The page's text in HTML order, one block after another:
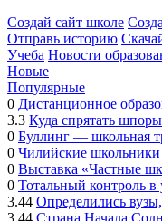
Создай сайт школе
Отправь историю
Учеба Новости
Новые
Популярные
0 Дистанционное
3.3 Куда спрятать
0 Буллинг — школьная
0 Чилийские школьники
0 Выставка «Частные
0 Тотальный контроль в
3.44 Определились
3.44 Страна Начала